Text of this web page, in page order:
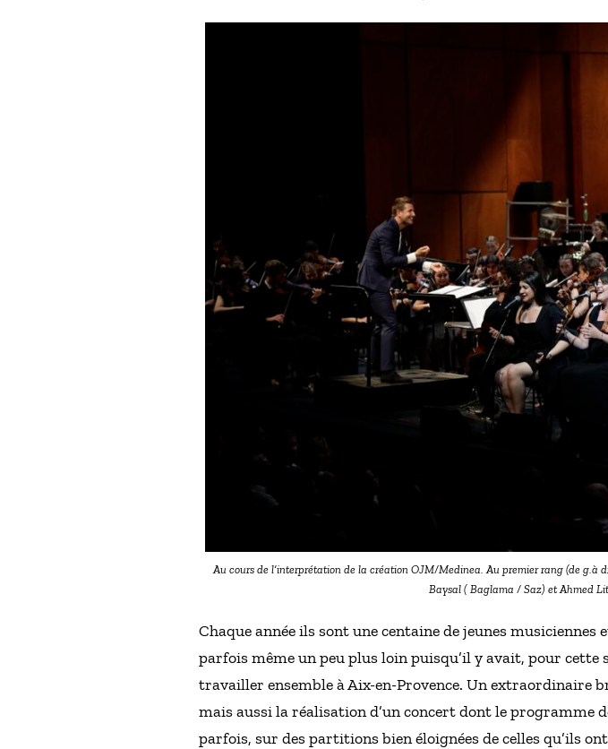
Au cours de l’interprétation de la création OJM/Medinea. Au premier rang (de g.à
Baysal ( Baglama / Saz) et Ahmed
Chaque année ils sont une centaine de jeunes
parfois même un peu plus loin puisqu’il y avait, pour cette
travailler ensemble à Aix-en-Provence. Un extraordinaire
mais aussi la réalisation d’un concert dont le programme
parfois, sur des partitions bien éloignées de celles qu’ils